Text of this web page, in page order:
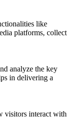
like
platforms, collect
analyze the key
in delivering a
visitors interact with